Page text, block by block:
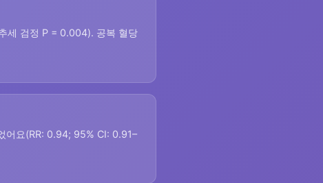
세 검정 P = 0.004). 공복 혈당
어요(RR: 0.94; 95% CI: 0.91–